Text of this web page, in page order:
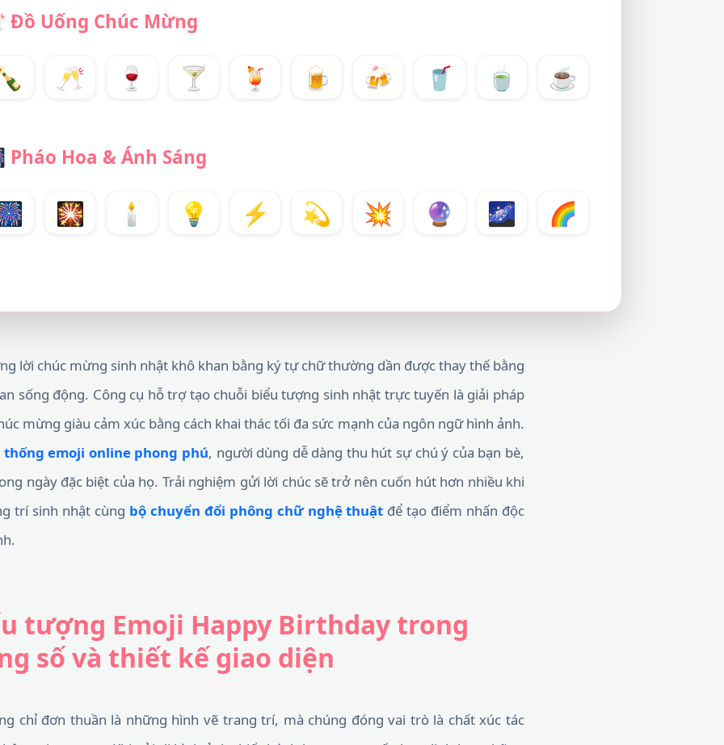
Đồ Uống Chúc Mừng
🥂 🍷 🍸 🍹 🍺 🍻 🥤 🍵 ☕
Pháo Hoa & Ánh Sáng
🎇 🕯️ 💡 ⚡ 💫 💥 🔮 🌌 🌈
lời chúc mừng sinh nhật khô khan bằng ký tự chữ thường dần được thay thế bằng
sống động. Công cụ hỗ trợ tạo chuỗi biểu tượng sinh nhật trực tuyến là giải pháp
mừng giàu cảm xúc bằng cách khai thác tối đa sức mạnh của ngôn ngữ hình ảnh.
thống emoji online phong phú, người dùng dễ dàng thu hút sự chú ý của bạn bè,
ngày đặc biệt của họ. Trải nghiệm gửi lời chúc sẽ trở nên cuốn hút hơn nhiều khi
trí sinh nhật cùng bộ chuyển đổi phông chữ nghệ thuật để tạo điểm nhấn độc
tượng Emoji Happy Birthday trong
số và thiết kế giao diện
chỉ đơn thuần là những hình vẽ trang trí, mà chúng đóng vai trò là chất xúc tác